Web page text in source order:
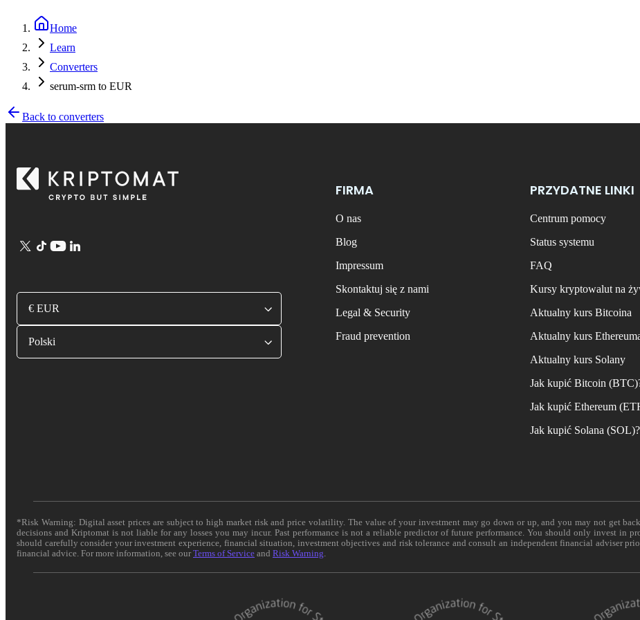
Home
Learn
Converters
serum-srm to EUR
Back to converters
€ EUR
Polski
FIRMA
O nas
Blog
Impressum
Skontaktuj się z nami
Legal & Security
Fraud prevention
PRZYDATNE LINKI
Centrum pomocy
Status systemu
FAQ
Kursy kryptowalut na
Aktualny kurs Bitcoina
Aktualny kurs
Aktualny kurs Solany
Jak kupić Bitcoin
Jak kupić Ethereum
Jak kupić Solana (SOL)?
*Risk Warning: Digital asset prices are subject to high market risk and price volatility. The value of your investment may go down or up, and you may not get
decisions and Kriptomat is not liable for any losses you may incur. Past performance is not a reliable predictor of future performance. You should only invest in
should carefully consider your investment experience, financial situation, investment objectives and risk tolerance and consult an independent financial adviser
financial advice. For more information, see ourTerms of Service and Risk Warning